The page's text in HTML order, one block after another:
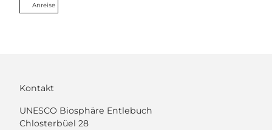
Anreise
Kontakt
UNESCO Biosphäre Entlebuch
Chlosterbüel 28